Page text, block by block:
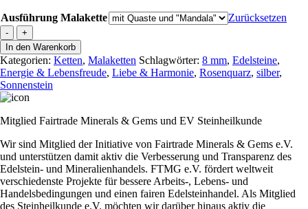
Ausführung Malakette Zurücksetzen
-
Malakette
"Heartful
Illumination"
Menge
+
In den Warenkorb
Kategorien: Ketten, Malaketten Schlagwörter: 8 mm, Edelsteine,
Energie & Lebensfreude, Liebe & Harmonie, Rosenquarz, silber,
Sonnenstein
Mitglied Fairtrade Minerals & Gems und EV Steinheilkunde
Wir sind Mitglied der Initiative von Fairtrade Minerals & Gems e.V.
und unterstützen damit aktiv die Verbesserung und Transparenz des
Edelstein- und Mineralienhandels. FTMG e.V. fördert weltweit
verschiedenste Projekte für bessere Arbeits-, Lebens- und
Handelsbedingungen und einen fairen Edelsteinhandel. Als Mitglied
des Steinheilkunde e.V. möchten wir darüber hinaus aktiv die